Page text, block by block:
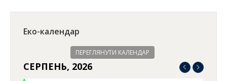
Еко-календар
ПЕРЕГЛЯНУТИ КАЛЕНДАР
СЕРПЕНЬ, 2026